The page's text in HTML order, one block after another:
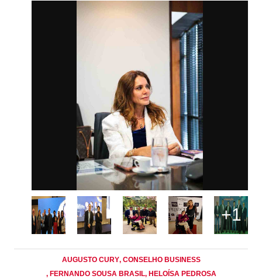
+1
AUGUSTO CURY, CONSELHO BUSINESS
, FERNANDO SOUSA BRASIL, HELOÍSA PEDROSA